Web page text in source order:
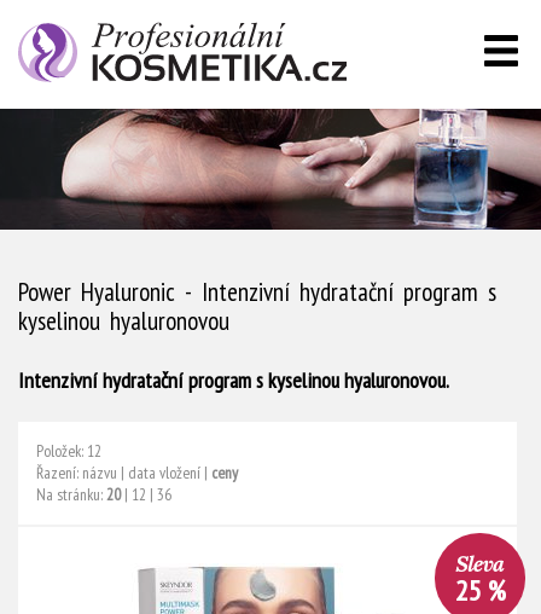
Power Hyaluronic - Intenzivní hydratační program s
kyselinou hyaluronovou
Intenzivní hydratační program s kyselinou hyaluronovou.
Položek: 12
Řazení: názvu | data vložení | ceny
Na stránku:20| 12 | 36
25 %